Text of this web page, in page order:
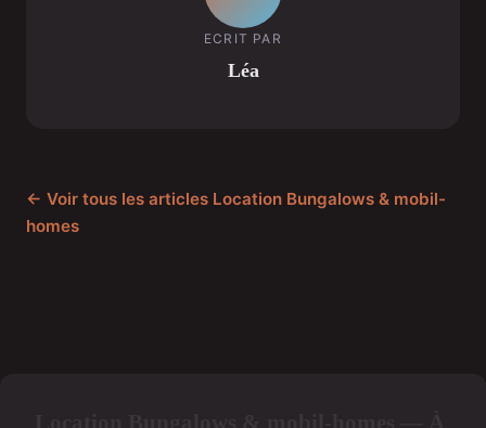
ECRIT PAR
Léa
← Voir tous les articles Location Bungalows & mobil-
homes